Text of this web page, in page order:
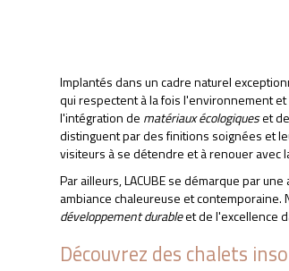
Implantés dans un cadre naturel
qui respectent à la fois l'environnement
l'intégration de matériaux écologiqueset
distinguent par des finitions soignées et
visiteurs à se détendre et à renouer avec
Par ailleurs, LACUBE se démarque par
ambiance chaleureuse et
développement durableet de l'excellence
Découvrez des chalets